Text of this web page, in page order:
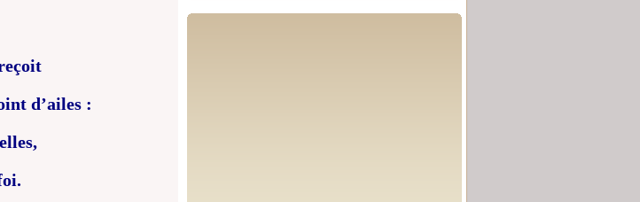
d’ailes :